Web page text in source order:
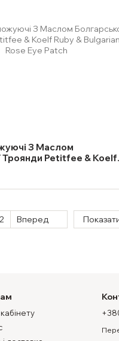
З Маслом
Троянди Petitfee & Koelf
Rose Eye Patch
2 Вперед